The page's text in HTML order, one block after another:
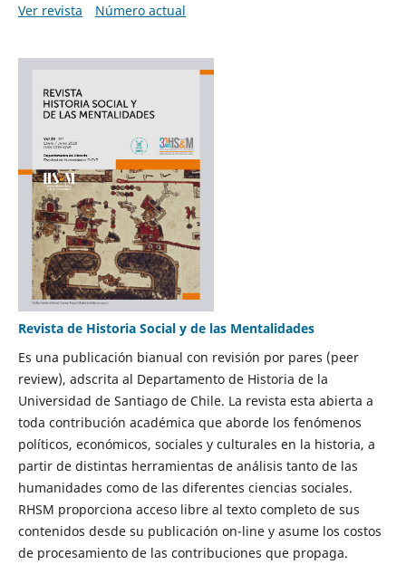
Ver revista
Número actual
Revista de Historia Social y de las Mentalidades
Es una publicación bianual con revisión por pares (peer
review), adscrita al Departamento de Historia de la
Universidad de Santiago de Chile. La revista esta abierta a
toda contribución académica que aborde los fenómenos
políticos, económicos, sociales y culturales en la historia, a
partir de distintas herramientas de análisis tanto de las
humanidades como de las diferentes ciencias sociales.
RHSM proporciona acceso libre al texto completo de sus
contenidos desde su publicación on-line y asume los costos
de procesamiento de las contribuciones que propaga.